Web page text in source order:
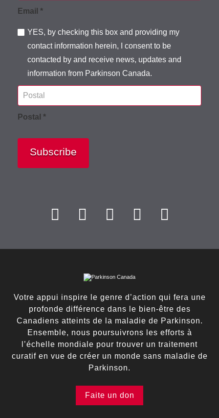
Email *
YES, by checking this box and providing my
contact information herein, I consent to be
contacted by and receive news, updates and
information from Parkinson Canada.
Postal *
Subscribe
Votre appui inspire le genre d’action qui fera une
profonde différence dans le bien-être des
Canadiens atteints de la maladie de Parkinson.
Ensemble, nous poursuivrons les efforts à
l’échelle mondiale pour trouver un traitement
curatif en vue de créer un monde sans maladie de
Parkinson.
Faite un don